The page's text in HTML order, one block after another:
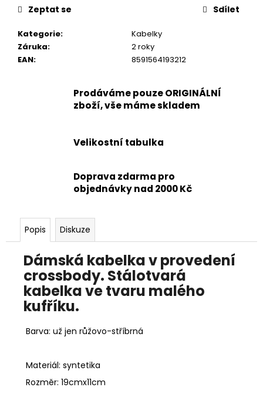
Kategorie:
Kabelky
Záruka:
2 roky
EAN: 8591564193212
Zeptat se Sdílet
Prodáváme pouze ORIGINÁLNÍ
zboží, vše máme skladem
Velikostní tabulka
Doprava zdarma pro
objednávky nad 2000 Kč
Popis Diskuze
Dámská kabelka v provedení
crossbody. Stálotvará
kabelka ve tvaru malého
kufříku.
Barva: už jen růžovo-stříbrná
Materiál: syntetika
Rozměr: 19cmx11cm
e
m
e
JEDNOPÁSKOVÝ